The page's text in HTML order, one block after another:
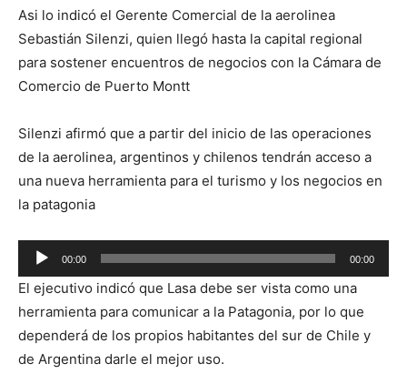
Asi lo indicó el Gerente Comercial de la aerolinea
Sebastián Silenzi, quien llegó hasta la capital regional
para sostener encuentros de negocios con la Cámara de
Comercio de Puerto Montt
Silenzi afirmó que a partir del inicio de las operaciones
de la aerolinea, argentinos y chilenos tendrán acceso a
una nueva herramienta para el turismo y los negocios en
la patagonia
Reproductor
de
audio
00:00 00:00
El ejecutivo indicó que Lasa debe ser vista como una
herramienta para comunicar a la Patagonia, por lo que
dependerá de los propios habitantes del sur de Chile y
de Argentina darle el mejor uso.